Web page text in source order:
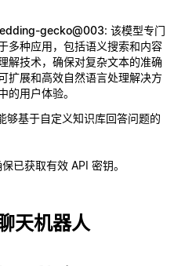
gecko@003: 该模型专门
多种应用，包括语义搜索和内容
解技术，确保对复杂文本的准确
扩展和高效自然语言处理解决方
的用户体验。
够基于自定义知识库回答问题的
已获取有效 API 密钥。
天机器人